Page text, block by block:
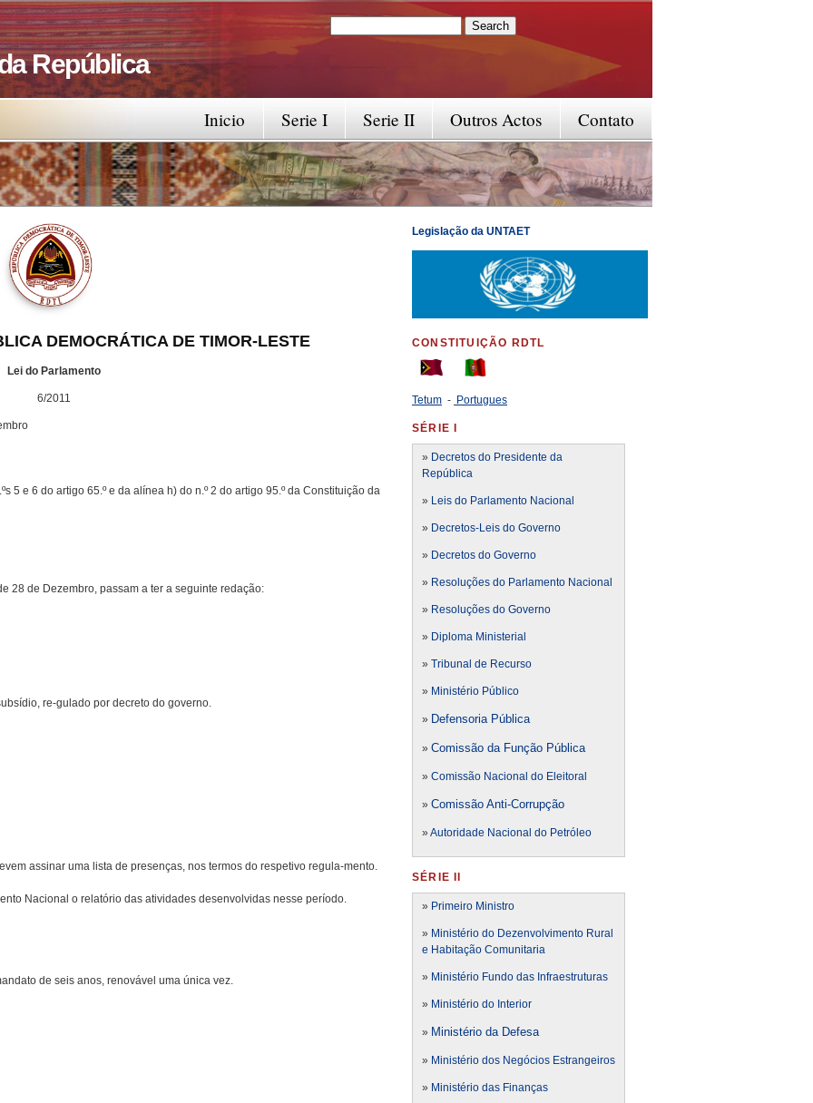
República
Search form
Contato
Outros Actos
Serie II
Serie I
Inicio
DE TIMOR-LESTE
5 e 6 do artigo 65.º e da alínea h) do n.º 2 do artigo 95.º da Constituição da
28 de Dezembro, passam a ter a seguinte redação:
re-gulado por decreto do governo.
assinar uma lista de presenças, nos termos do respetivo regula-mento.
Nacional o relatório das atividades desenvolvidas nesse período.
de seis anos, renovável uma única vez.
Legislação da UNTAET
CONSTITUIÇÃO RDTL
Tetum - Portugues
SÉRIE I
» Decretos do Presidente da
República
» Leis do Parlamento Nacional
» Decretos-Leis do Governo
» Decretos do Governo
» Resoluções do Parlamento Nacional
» Resoluções do Governo
» Diploma Ministerial
» Tribunal de Recurso
» Ministério Público
» Defensoria Pública
» Comissão da Função Pública
» Comissão Nacional do Eleitoral
» Comissão Anti-Corrupção
» Autoridade Nacional do Petróleo
SÉRIE II
» Primeiro Ministro
» Ministério do Dezenvolvimento Rural
e Habitação Comunitaria
» Ministério Fundo das Infraestruturas
» Ministério do Interior
» Ministério da Defesa
» Ministério dos Negócios Estrangeiros
» Ministério das Finanças